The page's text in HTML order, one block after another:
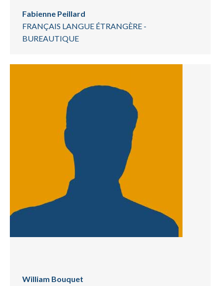
Fabienne Peillard
FRANÇAIS LANGUE ÉTRANGÈRE -
BUREAUTIQUE
William Bouquet